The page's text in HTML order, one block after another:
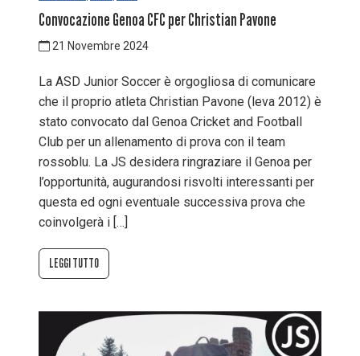
Convocazione Genoa CFC per Christian Pavone
21 Novembre 2024
La ASD Junior Soccer è orgogliosa di comunicare
che il proprio atleta Christian Pavone (leva 2012) è
stato convocato dal Genoa Cricket and Football
Club per un allenamento di prova con il team
rossoblu. La JS desidera ringraziare il Genoa per
l’opportunità, augurandosi risvolti interessanti per
questa ed ogni eventuale successiva prova che
coinvolgerà i […]
LEGGI TUTTO